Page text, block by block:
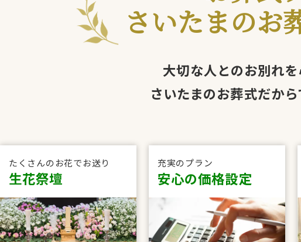
時
短時
間
後
ま
た
夜
ま
3〜
4日
1週
間
後
さいたまのお
大切な人とのお別れ
さいたまのお葬式だか
たくさんのお花でお送り
生花祭壇
充実のプラン
安心の価格設定